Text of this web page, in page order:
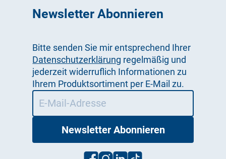
Newsletter Abonnieren
Bitte senden Sie mir entsprechend Ihrer
Datenschutzerklärung regelmäßig und
jederzeit widerruflich Informationen zu
Ihrem Produktsortiment per E-Mail zu.
Newsletter Abonnieren